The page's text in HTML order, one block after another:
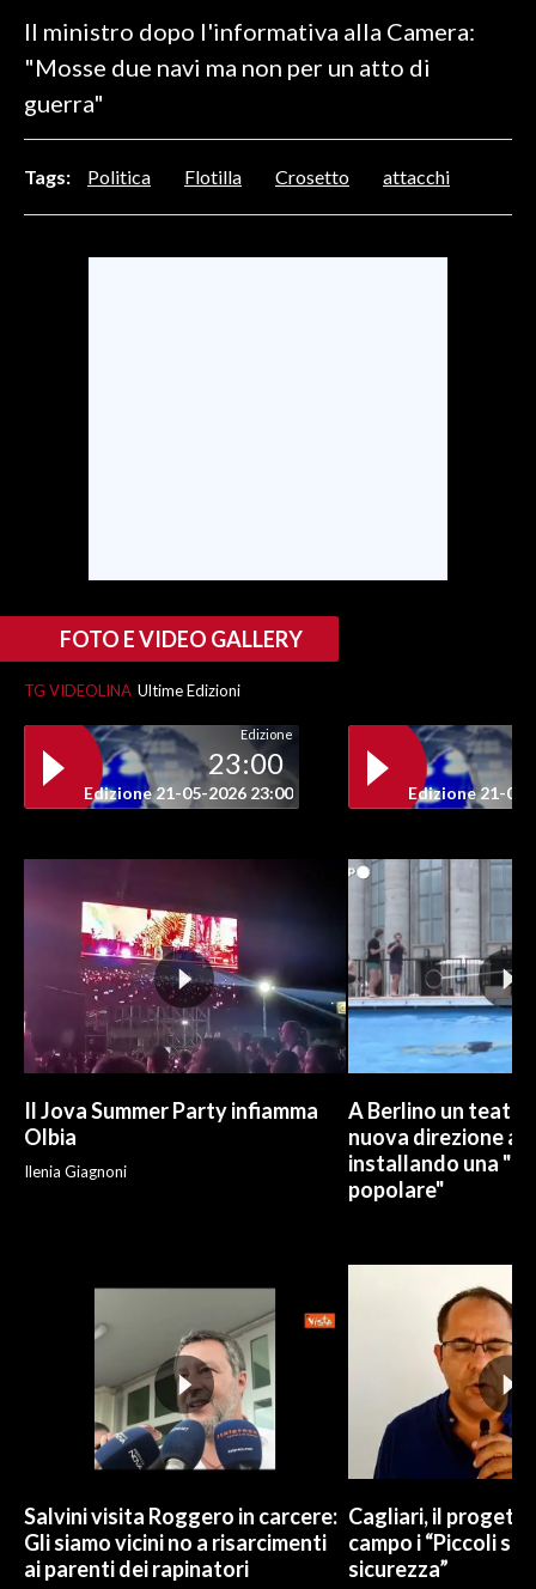
CALCIO REGIONALE
BASKET
VOLLEY
TENNIS
EVENTI
#CARAUNIONE
3 MINUTI CON
INSULARITÀ
ABBONATI
ANNUNCI
NECROLOGI
PUBBLICITÀ
SPIAGGE
Il ministro dopo l'informativa alla Camera:
"Mosse due navi ma non per un atto di
guerra"
Tags: Politica Flotilla Crosetto attacchi
FOTO E VIDEO GALLERY
TG VIDEOLINA Ultime Edizioni
Edizione
23:00
Edizione 21-05-2026 23:00 Edizione 21-05-
Il Jova Summer Party infiamma
Olbia
Ilenia Giagnoni
A Berlino un
nuova direzione
installando una
popolare"
Salvini visita Roggero in carcere:
Gli siamo vicini no a risarcimenti
ai parenti dei rapinatori
Cagliari, il
campo i “Piccoli
sicurezza”